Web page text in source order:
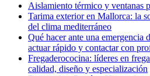
Aislamiento térmico y ventanas
Tarima exterior en Mallorca: la
del clima mediterráneo
Qué hacer ante una emergencia
actuar rápido y contactar con
Fregaderococina: líderes en
calidad, diseño y especialización